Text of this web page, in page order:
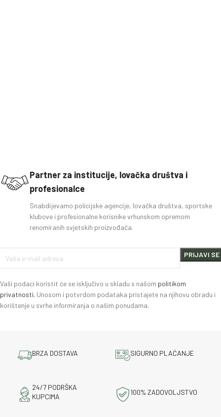
Partner za institucije, lovačka društva i
profesionalce
Snabdijevamo policijske agencije, lovačka društva, sportske
klubove i profesionalne korisnike vrhunskom opremom
renomiranih svjetskih proizvođača.
Vaši podaci koristit će se isključivo u skladu s našom politikom
privatnosti. Unosom i potvrdom podataka pristajete na njihovu obradu i
korištenje u svrhe informiranja o našim ponudama.
BRZA DOSTAVA SIGURNO PLAĆANJE
24/7 PODRŠKA
KUPCIMA
100% ZADOVOLJSTVO